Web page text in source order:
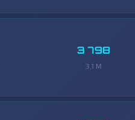
3 798
3,1 M